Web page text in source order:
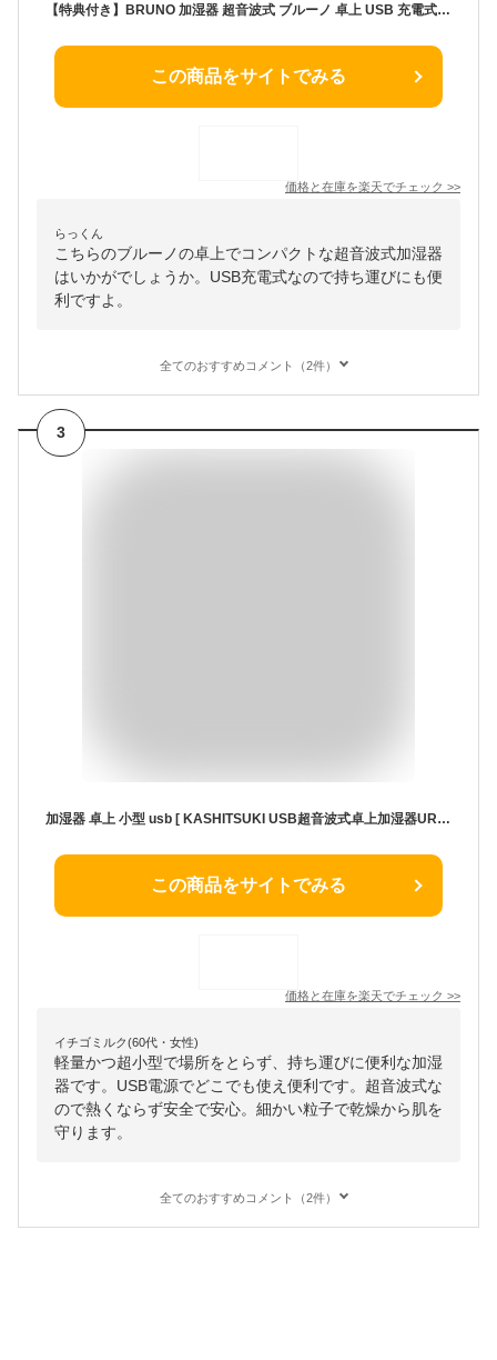
【特典付き】BRUNO 加湿器 超音波式 ブルーノ 卓上 USB 充電式 コードレス 寝室 アロマ かわいい LEDライト ミニ加湿器 コンパクト 小型 オフィス 持ち運び おしゃれ ポータブル 乾燥対策 BDE057【ポイント10倍 送料無料】［ BRUNO 充電式パーソナル加湿器 CUBE MIST ］
この商品をサイトでみる
価格と在庫を楽天でチェック >>
らっくん
こちらのブルーノの卓上でコンパクトな超音波式加湿器
はいかがでしょうか。USB充電式なので持ち運びにも便
利ですよ。
全てのおすすめコメント（2件）
3
加湿器 卓上 小型 usb [ KASHITSUKI USB超音波式卓上加湿器URUO ] ミニ加湿器 オフィス 持ち運び便利 乾燥防止
この商品をサイトでみる
価格と在庫を楽天でチェック >>
イチゴミルク(60代・女性)
軽量かつ超小型で場所をとらず、持ち運びに便利な加湿
器です。USB電源でどこでも使え便利です。超音波式な
ので熱くならず安全で安心。細かい粒子で乾燥から肌を
守ります。
全てのおすすめコメント（2件）